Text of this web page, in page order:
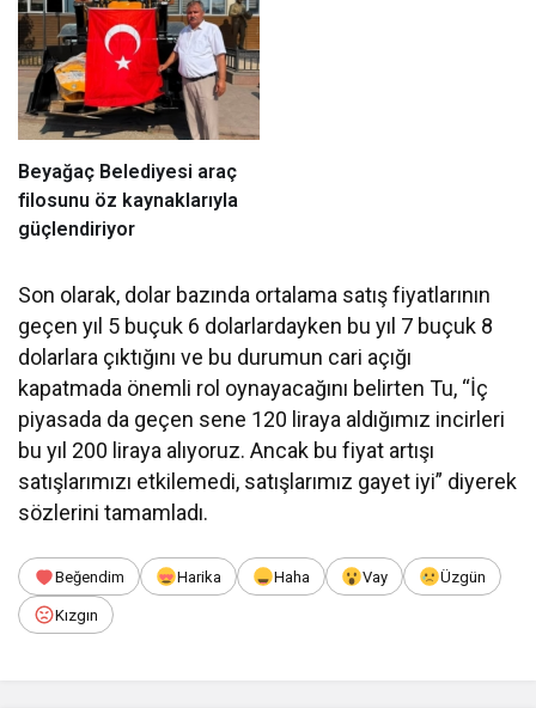
Beyağaç Belediyesi araç
filosunu öz kaynaklarıyla
güçlendiriyor
Son olarak, dolar bazında ortalama satış fiyatlarının
geçen yıl 5 buçuk 6 dolarlardayken bu yıl 7 buçuk 8
dolarlara çıktığını ve bu durumun cari açığı
kapatmada önemli rol oynayacağını belirten Tu, “İç
piyasada da geçen sene 120 liraya aldığımız incirleri
bu yıl 200 liraya alıyoruz. Ancak bu fiyat artışı
satışlarımızı etkilemedi, satışlarımız gayet iyi” diyerek
sözlerini tamamladı.
Beğendim Harika Haha Vay Üzgün
Kızgın